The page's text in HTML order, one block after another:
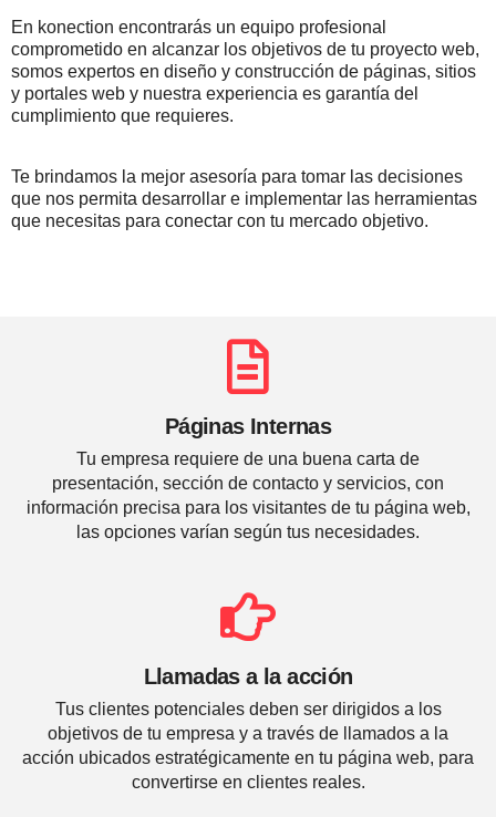
En konection encontrarás un equipo profesional
comprometido en alcanzar los objetivos de tu proyecto web,
somos expertos en diseño y construcción de páginas, sitios
y portales web y nuestra experiencia es garantía del
cumplimiento que requieres.
Te brindamos la mejor asesoría para tomar las decisiones
que nos permita desarrollar e implementar las herramientas
que necesitas para conectar con tu mercado objetivo.
Páginas Internas
Tu empresa requiere de una buena carta de
presentación, sección de contacto y servicios, con
información precisa para los visitantes de tu página web,
las opciones varían según tus necesidades.
Llamadas a la acción
Tus clientes potenciales deben ser dirigidos a los
objetivos de tu empresa y a través de llamados a la
acción ubicados estratégicamente en tu página web, para
convertirse en clientes reales.